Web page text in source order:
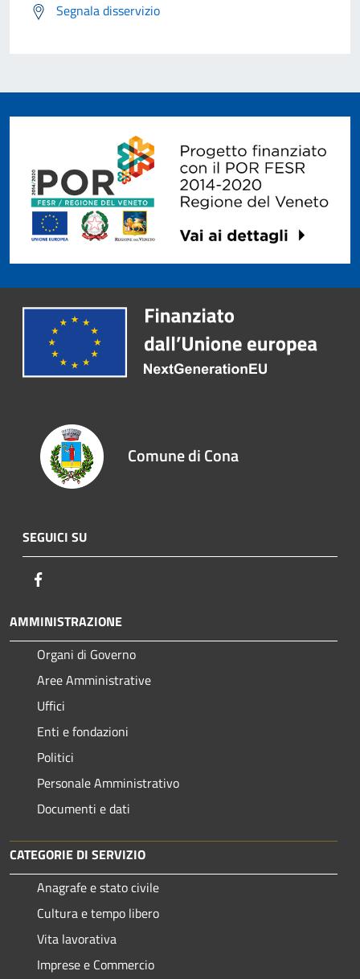
Segnala disservizio
Comune di Cona
SEGUICI SU
AMMINISTRAZIONE
Organi di Governo
Aree Amministrative
Uffici
Enti e fondazioni
Politici
Personale Amministrativo
Documenti e dati
CATEGORIE DI SERVIZIO
Anagrafe e stato civile
Cultura e tempo libero
Vita lavorativa
Imprese e Commercio